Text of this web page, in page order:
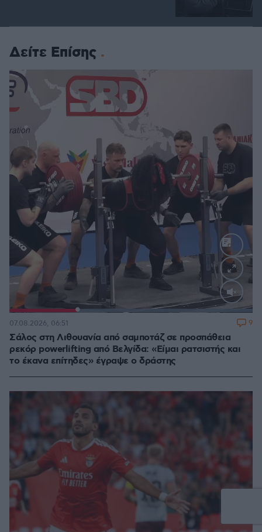
Δείτε Επίσης
Loaded:
Σάλος στη Λιθουανία από σαμποτάζ σε προσπάθεια
ρεκόρ powerlifting από Βελγίδα: «Είμαι ρατσιστής και
το έκανα επίτηδες» έγραψε ο δράστης
07.08.2026, 06:51 9